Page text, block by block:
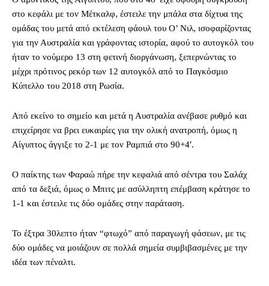
στο κεφάλι με τον Μέτκαλφ, έστειλε την μπάλα στα δίχτυα της
ομάδας του μετά από εκτέλεση φάουλ του Ο’ Νιλ, ισοφαρίζοντας
για την Αυστραλία και γράφοντας ιστορία, αφού το αυτογκόλ του
ήταν το νούμερο 13 στη φετινή διοργάνωση, ξεπερνώντας το
μέχρι πρότινος ρεκόρ των 12 αυτογκόλ από το Παγκόσμιο
Κύπελλο του 2018 στη Ρωσία.
Από εκείνο το σημείο και μετά η Αυστραλία ανέβασε ρυθμό και
επιχείρησε να βρει ευκαιρίες για την ολική ανατροπή, όμως η
Αίγυπτος άγγιξε το 2-1 με τον Ραμπιά στο 90+4′.
Ο παίκτης των Φαραώ πήρε την κεφαλιά από σέντρα του Σαλάχ
από τα δεξιά, όμως ο Μπιτς με ασύλληπτη επέμβαση κράτησε το
1-1 και έστειλε τις δύο ομάδες στην παράταση.
Το έξτρα 30λεπτο ήταν “φτωχό” από παραγωγή φάσεων, με τις
δύο ομάδες να μοιάζουν σε πολλά σημεία συμβιβασμένες με την
ιδέα των πέναλτι.